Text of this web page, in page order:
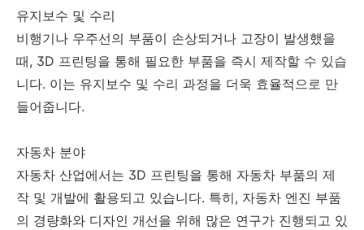
유지보수 및 수리
비행기나 우주선의 부품이 손상되거나 고장이 발생했을
때, 3D 프린팅을 통해 필요한 부품을 즉시 제작할 수 있습
니다. 이는 유지보수 및 수리 과정을 더욱 효율적으로 만
들어줍니다.
자동차 분야
자동차 산업에서는 3D 프린팅을 통해 자동차 부품의 제
작 및 개발에 활용되고 있습니다. 특히, 자동차 엔진 부품
의 경량화와 디자인 개선을 위해 많은 연구가 진행되고 있